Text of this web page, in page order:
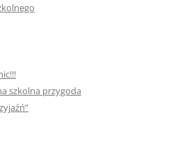
szkolna przygoda